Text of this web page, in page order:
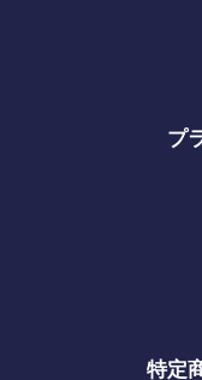
プ
特定